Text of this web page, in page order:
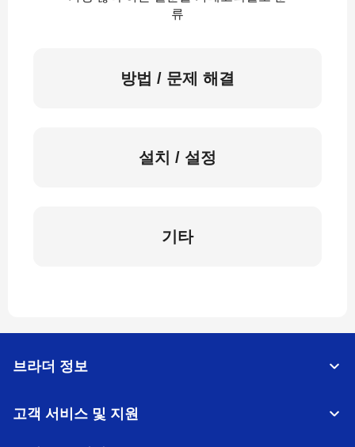
류
방법 / 문제 해결
설치 / 설정
기타
브라더 정보
고객 서비스 및 지원